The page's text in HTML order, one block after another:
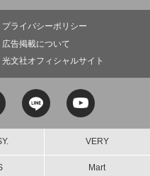
プライバシーポリシー
広告掲載について
光文社オフィシャルサイト
VERY
Mart